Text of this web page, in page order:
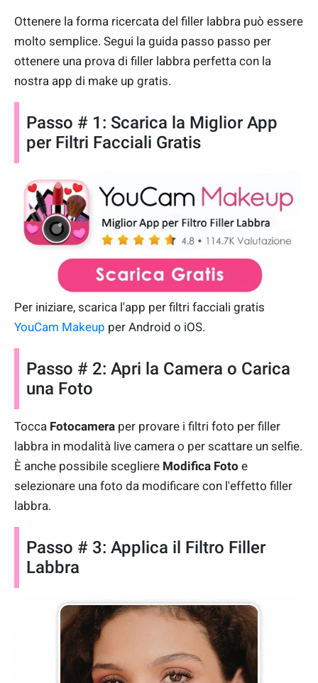
Ottenere la forma ricercata del filler labbra può essere
molto semplice. Segui la guida passo passo per
ottenere una prova di filler labbra perfetta con la
nostra app di make up gratis.
Passo # 1: Scarica la Miglior App
per Filtri Facciali Gratis
Per iniziare, scarica l'app per filtri facciali gratis
YouCam Makeup per Android o iOS.
Passo # 2: Apri la Camera o Carica
una Foto
Tocca Fotocamera per provare i filtri foto per filler
labbra in modalità live camera o per scattare un selfie.
È anche possibile scegliere Modifica Foto e
selezionare una foto da modificare con l'effetto filler
labbra.
Passo # 3: Applica il Filtro Filler
Labbra